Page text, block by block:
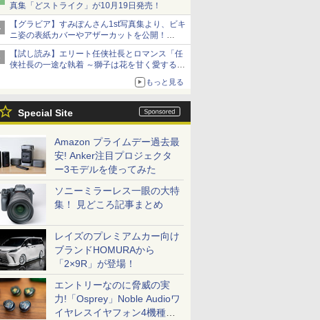
真集「どストライク」が10月19日発売！
【グラビア】すみぽんさん1st写真集より、ビキ
ニ姿の表紙カバーやアザーカットを公開！
タイトルは「offcourt（オフコート）」に決定
【試し読み】エリート任侠社長とロマンス「任
侠社長の一途な執着 ～獅子は花を甘く愛する
もっと見る
Special Site
Amazon プライムデー過去最
安! Anker注目プロジェクタ
ー3モデルを使ってみた
ソニーミラーレス一眼の大特
集！ 見どころ記事まとめ
レイズのプレミアムカー向け
ブランドHOMURAから
「2×9R」が登場！
エントリーなのに脅威の実
力!「Osprey」Noble Audioワ
イヤレスイヤフォン4機種を